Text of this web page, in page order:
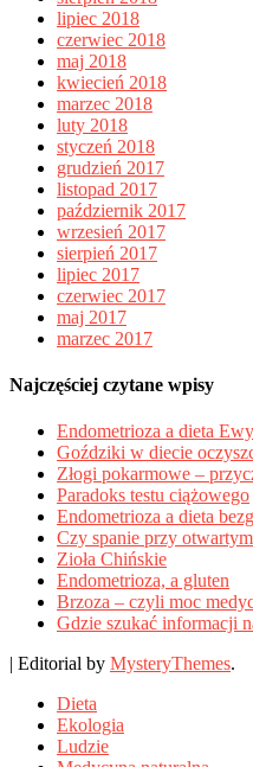
lipiec 2018
czerwiec 2018
maj 2018
kwiecień 2018
marzec 2018
luty 2018
styczeń 2018
grudzień 2017
listopad 2017
październik 2017
wrzesień 2017
sierpień 2017
lipiec 2017
czerwiec 2017
maj 2017
marzec 2017
Najczęściej czytane wpisy
Endometrioza a dieta
Goździki w diecie
Złogi pokarmowe –
Paradoks testu ciążowego
Endometrioza a dieta
Czy spanie przy
Zioła Chińskie
Endometrioza, a gluten
Brzoza – czyli moc
Gdzie szukać informacji
| Editorial by MysteryThemes.
Dieta
Ekologia
Ludzie